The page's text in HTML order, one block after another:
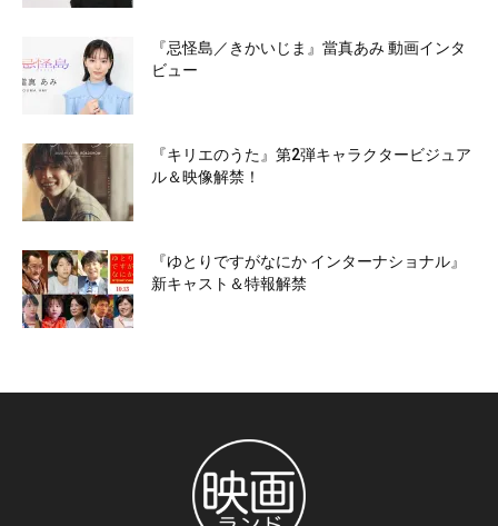
『忌怪島／きかいじま』當真あみ 動画インタ
ビュー
『キリエのうた』第2弾キャラクタービジュア
ル＆映像解禁！
『ゆとりですがなにか インターナショナル』
新キャスト＆特報解禁